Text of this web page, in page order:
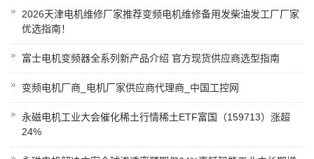
2026天津电机维修厂家推荐变频电机维修备用发柴油发工厂厂家
优选指南！
富士电机变频器全系列新产品介绍 官方现货供应商选型指南
变频电机厂商_电机厂家供应商代理商_中国工控网
永磁电机工业大会催化稀土行情稀土ETF富国（159713）涨超
24%